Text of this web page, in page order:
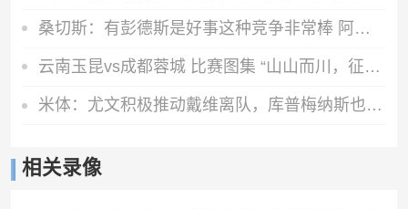
桑切斯：有彭德斯是好事这种竞争非常棒 阿隆索让事情变得简单
云南玉昆vs成都蓉城 比赛图集 “山山而川，征途漫漫”🧡
米体：尤文积极推动戴维离队，库普梅纳斯也已不在斯帕莱蒂计划中
相关录像